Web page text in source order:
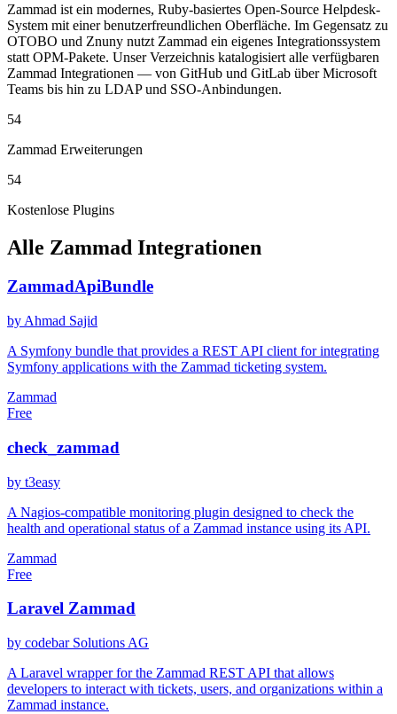
Zammad ist ein modernes, Ruby-basiertes Open-Source Helpdesk-
System mit einer benutzerfreundlichen Oberfläche. Im Gegensatz zu
OTOBO und Znuny nutzt Zammad ein eigenes Integrationssystem
statt OPM-Pakete. Unser Verzeichnis katalogisiert alle verfügbaren
Zammad Integrationen — von GitHub und GitLab über Microsoft
Teams bis hin zu LDAP und SSO-Anbindungen.
54
Zammad Erweiterungen
54
Kostenlose Plugins
Alle Zammad Integrationen
ZammadApiBundle
by Ahmad Sajid
A Symfony bundle that provides a REST API client for integrating
Symfony applications with the Zammad ticketing system.
Zammad
Free
check_zammad
by t3easy
A Nagios-compatible monitoring plugin designed to check the
health and operational status of a Zammad instance using its API.
Zammad
Free
Laravel Zammad
by codebar Solutions AG
A Laravel wrapper for the Zammad REST API that allows
developers to interact with tickets, users, and organizations within a
Zammad instance.